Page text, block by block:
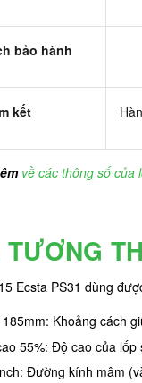
bảo hành
kết
về các thông số của
TƯƠNG
Ecsta PS31 dùng
Khoảng cách
55%: Độ cao của
Đường kính mâm